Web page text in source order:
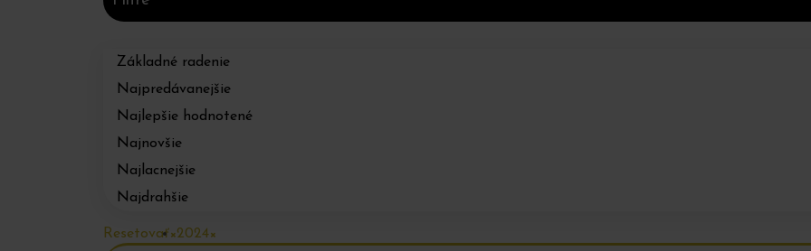
Základné radenie
Najpredávanejšie
Najlepšie hodnotené
Najnovšie
Najlacnejšie
Najdrahšie
Resetovať×2024×